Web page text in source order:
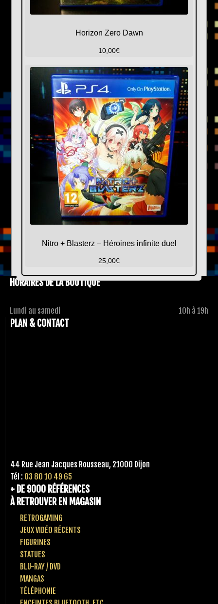
Horizon Zero Dawn
10,00€
Nitro + Blasterz – Héroines infinite duel
25,00€
HORAIRES DE LA BOUTIQUE
Lundi au samedi 10h à 19h
PLAN & CONTACT
44 Rue Jean Jacques Rousseau, 21000 Dijon
Tél : 03 80 10 49 65
+ DE 9000 RÉFÉRENCES
À RETROUVER EN MAGASIN
RETROGAMING
JEUX VIDÉO RÉCENTS
FIGURINES
STATUES
BLU-RAY / DVD
MANGAS
TÉLÉPHONIE